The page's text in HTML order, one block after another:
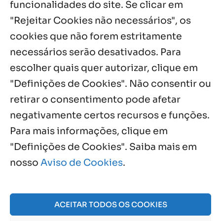
funcionalidades do site. Se clicar em
"Rejeitar Cookies não necessários", os
cookies que não forem estritamente
necessários serão desativados. Para
escolher quais quer autorizar, clique em
"Definições de Cookies". Não consentir ou
retirar o consentimento pode afetar
negativamente certos recursos e funções.
Para mais informações, clique em
"Definições de Cookies". Saiba mais em
nosso Aviso de Cookies.
ACEITAR TODOS OS COOKIES
Palavra Diária (07/08/2026)
Notícias por Categoria
Agosto, 2026